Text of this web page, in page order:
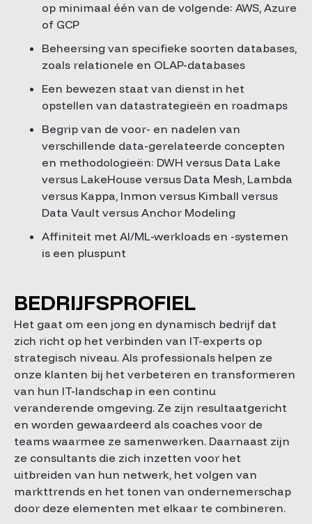
op minimaal één van de volgende: AWS, Azure
of GCP
Beheersing van specifieke soorten databases,
zoals relationele en OLAP-databases
Een bewezen staat van dienst in het
opstellen van datastrategieën en roadmaps
Begrip van de voor- en nadelen van
verschillende data-gerelateerde concepten
en methodologieën: DWH versus Data Lake
versus LakeHouse versus Data Mesh, Lambda
versus Kappa, Inmon versus Kimball versus
Data Vault versus Anchor Modeling
Affiniteit met AI/ML-werkloads en -systemen
is een pluspunt
BEDRIJFSPROFIEL
Het gaat om een jong en dynamisch bedrijf dat
zich richt op het verbinden van IT-experts op
strategisch niveau. Als professionals helpen ze
onze klanten bij het verbeteren en transformeren
van hun IT-landschap in een continu
veranderende omgeving. Ze zijn resultaatgericht
en worden gewaardeerd als coaches voor de
teams waarmee ze samenwerken. Daarnaast zijn
ze consultants die zich inzetten voor het
uitbreiden van hun netwerk, het volgen van
markttrends en het tonen van ondernemerschap
door deze elementen met elkaar te combineren.